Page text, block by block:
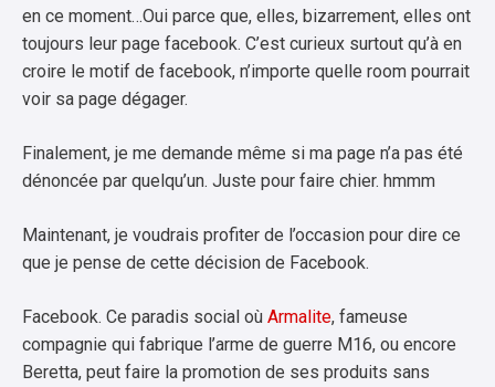
en ce moment…Oui parce que, elles, bizarrement, elles ont
toujours leur page facebook. C’est curieux surtout qu’à en
croire le motif de facebook, n’importe quelle room pourrait
voir sa page dégager.
Finalement, je me demande même si ma page n’a pas été
dénoncée par quelqu’un. Juste pour faire chier. hmmm
Maintenant, je voudrais profiter de l’occasion pour dire ce
que je pense de cette décision de Facebook.
Facebook. Ce paradis social où Armalite, fameuse
compagnie qui fabrique l’arme de guerre M16, ou encore
Beretta, peut faire la promotion de ses produits sans